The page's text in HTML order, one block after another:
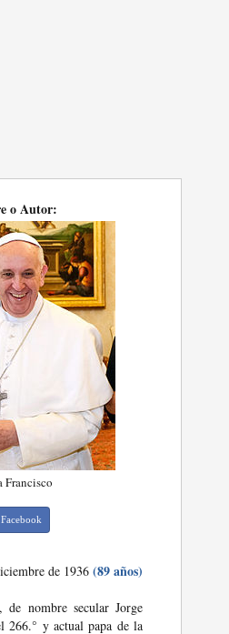
o Autor:
Francisco
Facebook
de 1936(89 años)
de nombre secular Jorge
266.° y actual papa de la